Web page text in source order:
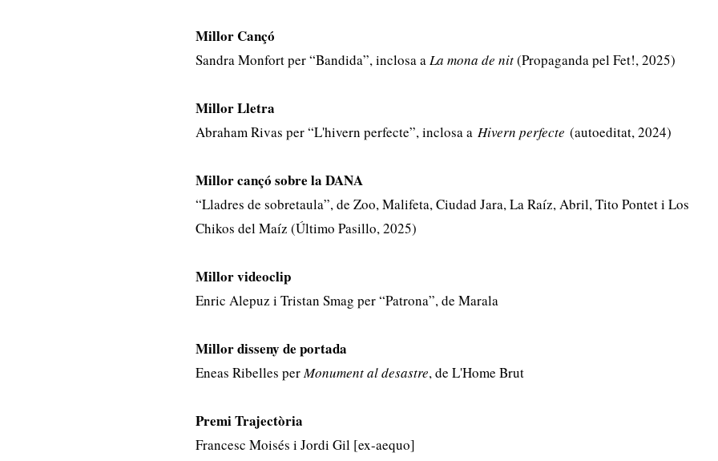
Millor Cançó
Sandra Monfort per “Bandida”, inclosa aLa mona de nit(Propaganda pel Fet!, 2025)
Millor Lletra
Abraham Rivas per “L'hivern perfecte”, inclosa aHivern perfecte (autoeditat, 2024)
Millor cançó sobre la DANA
“Lladres de sobretaula”, de Zoo, Malifeta, Ciudad Jara, La Raíz, Abril, Tito Pontet i Los
Chikos del Maíz (Último Pasillo, 2025)
Millor videoclip
Enric Alepuz i Tristan Smag per “Patrona”, de Marala
Millor disseny de portada
Eneas Ribelles perMonument al desastre, de L'Home Brut
Premi Trajectòria
Francesc Moisés i Jordi Gil [ex-aequo]